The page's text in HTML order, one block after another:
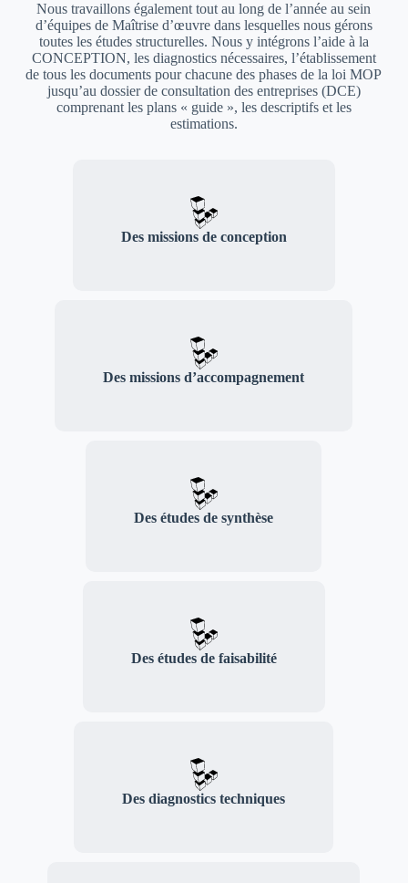
Nous travaillons également tout au long de l’année au sein
d’équipes de Maîtrise d’œuvre dans lesquelles nous gérons
toutes les études structurelles. Nous y intégrons l’aide à la
CONCEPTION, les diagnostics nécessaires, l’établissement
de tous les documents pour chacune des phases de la loi MOP
jusqu’au dossier de consultation des entreprises (DCE)
comprenant les plans « guide », les descriptifs et les
estimations.
Des missions de conception
Des missions d’accompagnement
Des études de synthèse
Des études de faisabilité
Des diagnostics techniques